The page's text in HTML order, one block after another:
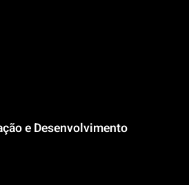
e Desenvolvimento